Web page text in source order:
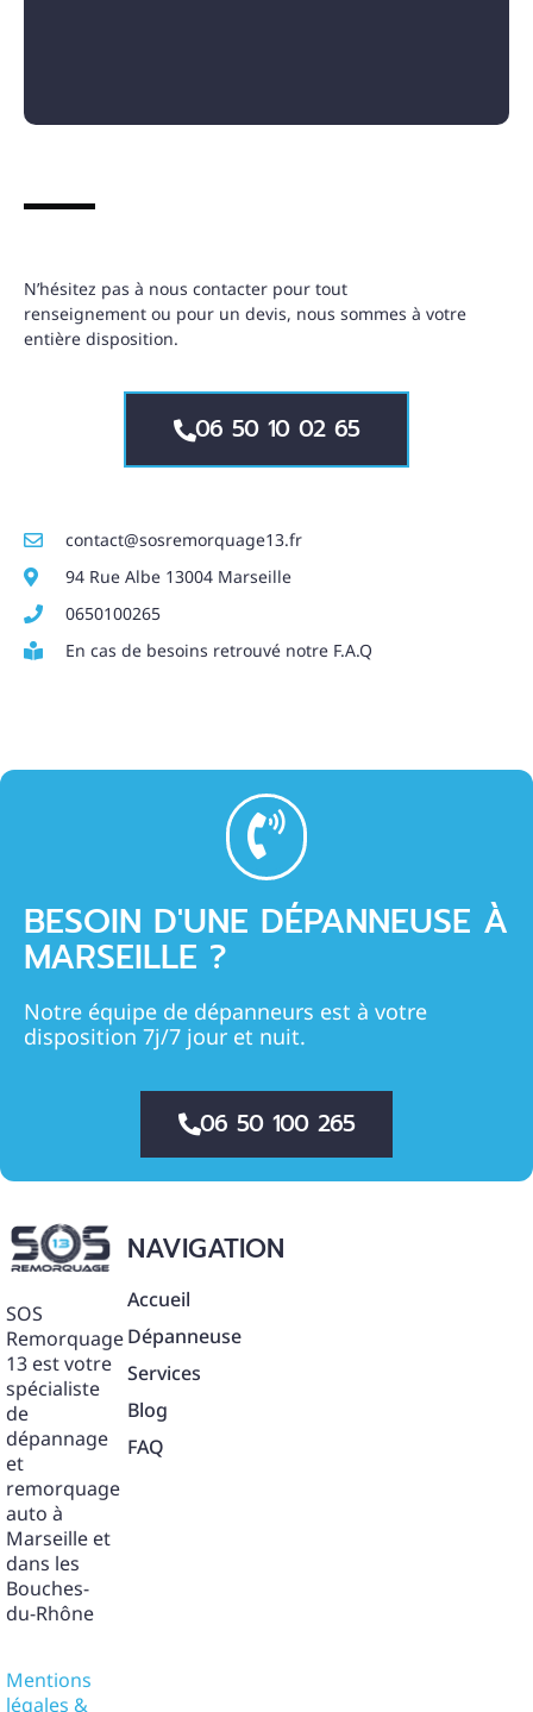
N’hésitez pas à nous contacter pour tout
renseignement ou pour un devis, nous sommes à votre
entière disposition.
06 50 10 02 65
contact@sosremorquage13.fr
94 Rue Albe 13004 Marseille
0650100265
En cas de besoins retrouvé notre F.A.Q
BESOIN D'UNE DÉPANNEUSE À
MARSEILLE ?
Notre équipe de dépanneurs est à votre
disposition 7j/7 jour et nuit.
06 50 100 265
SOS
Remorquage
13 est votre
spécialiste
de
dépannage
et
remorquage
auto à
Marseille et
dans les
Bouches-
du-Rhône
Mentions
légales &
NAVIGATION
Accueil
Dépanneuse
Services
Blog
FAQ